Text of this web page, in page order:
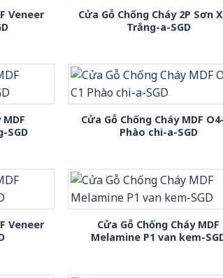
Veneer
Cửa Gỗ Chống Cháy 2P Sơn
Trắng-a-SGD
SGD
Cửa Gỗ Chống Cháy MDF
Phào chi-a-SGD
Veneer
Cửa Gỗ Chống Cháy MDF
Melamine P1 van kem-